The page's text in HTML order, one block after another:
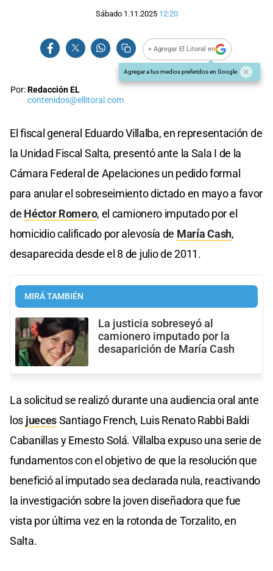
Sábado 1.11.2025 12:20
+ Agregar El Litoral en
Agregar a tus medios preferidos en Google
Por:Redacción EL
contenidos@ellitoral.com
El fiscal general Eduardo Villalba, en representación de
la Unidad Fiscal Salta, presentó ante la Sala I de la
Cámara Federal de Apelaciones un pedido formal
para anular el sobreseimiento dictado en mayo a favor
de Héctor Romero, el camionero imputado por el
homicidio calificado por alevosía de María Cash,
desaparecida desde el 8 de julio de 2011.
MIRÁ TAMBIÉN
La justicia sobreseyó al
camionero imputado por la
desaparición de María Cash
La solicitud se realizó durante una audiencia oral ante
los juecesSantiago French, Luis Renato Rabbi Baldi
Cabanillas y Ernesto Solá. Villalba expuso una serie de
fundamentos con el objetivo de que la resolución que
benefició al imputado sea declarada nula, reactivando
la investigación sobre la joven diseñadora que fue
vista por última vez en la rotonda de Torzalito, en
Salta.